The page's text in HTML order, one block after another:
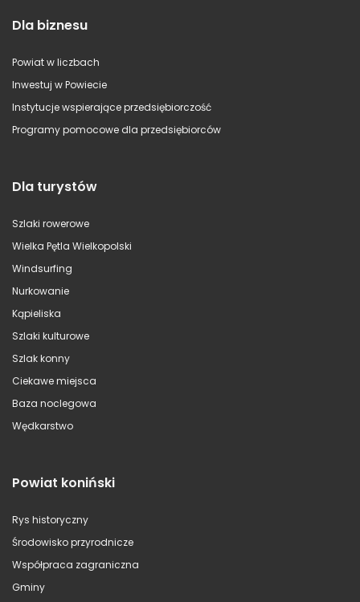
Dla biznesu
Powiat w liczbach
Inwestuj w Powiecie
Instytucje wspierające przedsiębiorczość
Programy pomocowe dla przedsiębiorców
Dla turystów
Szlaki rowerowe
Wielka Pętla Wielkopolski
Windsurfing
Nurkowanie
Kąpieliska
Szlaki kulturowe
Szlak konny
Ciekawe miejsca
Baza noclegowa
Wędkarstwo
Powiat koniński
Rys historyczny
Środowisko przyrodnicze
Współpraca zagraniczna
Gminy